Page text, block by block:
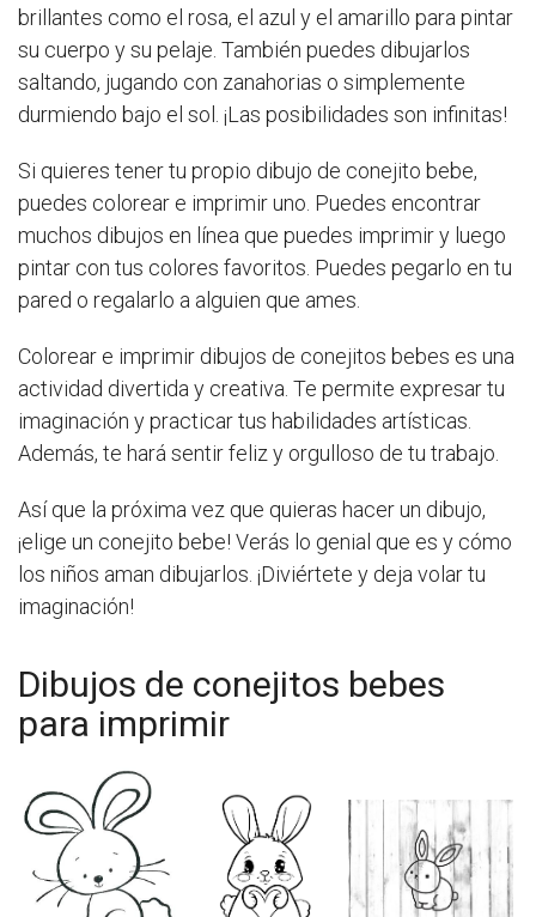
brillantes como el rosa, el azul y el amarillo para pintar
su cuerpo y su pelaje. También puedes dibujarlos
saltando, jugando con zanahorias o simplemente
durmiendo bajo el sol. ¡Las posibilidades son infinitas!
Si quieres tener tu propio dibujo de conejito bebe,
puedes colorear e imprimir uno. Puedes encontrar
muchos dibujos en línea que puedes imprimir y luego
pintar con tus colores favoritos. Puedes pegarlo en tu
pared o regalarlo a alguien que ames.
Colorear e imprimir dibujos de conejitos bebes es una
actividad divertida y creativa. Te permite expresar tu
imaginación y practicar tus habilidades artísticas.
Además, te hará sentir feliz y orgulloso de tu trabajo.
Así que la próxima vez que quieras hacer un dibujo,
¡elige un conejito bebe! Verás lo genial que es y cómo
los niños aman dibujarlos. ¡Diviértete y deja volar tu
imaginación!
Dibujos de conejitos bebes
para imprimir